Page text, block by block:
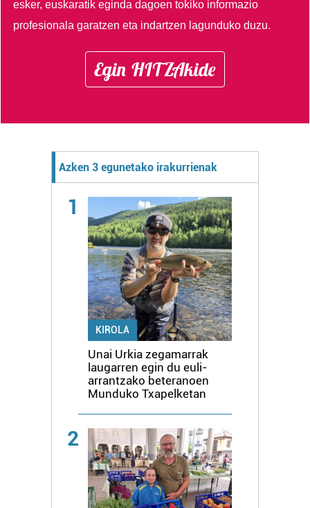
esker, euskaratik eginda dagoen tokiko informazio
profesionala garatzen eta indartzen lagunduko duzu.
Egin HITZAkide
Azken 3 egunetako irakurrienak
1
KIROLA
Unai Urkia zegamarrak
laugarren egin du euli-
arrantzako beteranoen
Munduko Txapelketan
2